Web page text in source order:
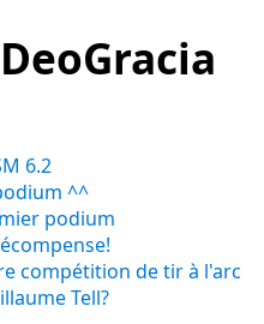
6.2
^^
podium
compétition de tir à l'arc
Tell?